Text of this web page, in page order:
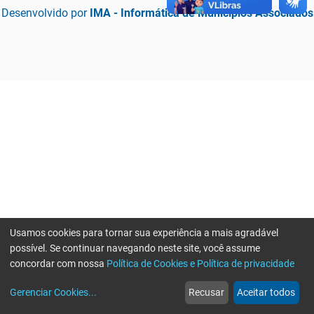
Desenvolvido por IMA - Informática de Municípios Associados
web
Notícias
more_horiz
Mais
Usamos cookies para tornar sua experiência a mais agradável
possível. Se continuar navegando neste site, você assume
concordar com nossa Política de Cookies e Política de privacidade
Gerenciar Cookies... Recusar Aceitar todos
Erro ao enviar informações, por favor tente novamente